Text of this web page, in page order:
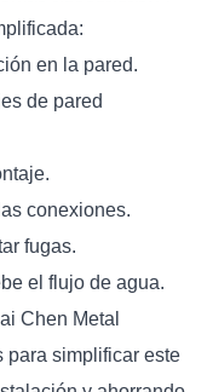
en la pared.
de pared
conexiones.
fugas.
el flujo de agua.
Chen Metal
para simplificar este